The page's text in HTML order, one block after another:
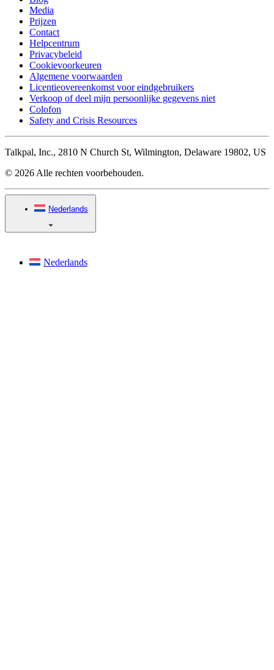
Media
Prijzen
Contact
Helpcentrum
Privacybeleid
Cookievoorkeuren
Algemene voorwaarden
Licentieovereenkomst voor eindgebruikers
Verkoop of deel mijn persoonlijke gegevens niet
Colofon
Safety and Crisis Resources
Talkpal, Inc., 2810 N Church St, Wilmington, Delaware 19802, US
© 2026 Alle rechten voorbehouden.
Nederlands
Nederlands